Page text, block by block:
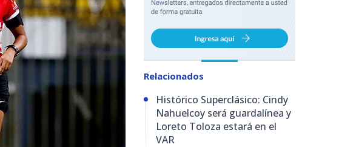
Relacionados
Histórico Superclásico: Cindy
Nahuelcoy será guardalínea y
Loreto Toloza estará en el
VAR